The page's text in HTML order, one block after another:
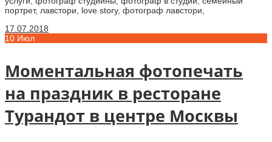
17.07.2018
10 Июл
Моментальная фотопечать
на праздник в ресторане
Турандот в центре Москвы